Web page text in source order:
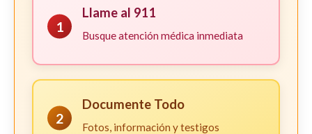
1
Llame al 911
Busque atención médica inmediata
2
Documente Todo
Fotos, información y testigos